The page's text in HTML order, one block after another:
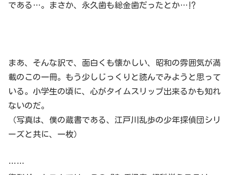
である…。まさか、永久歯も総金歯だったとか…⁉︎
まあ、そんな訳で、面白くも懐かしい、昭和の雰囲気が満
載のこの一冊。もう少しじっくりと読んでみようと思って
いる。小学生の頃に、心がタイムスリップ出来るかも知れ
ないのだ。
（写真は、僕の蔵書である、江戸川乱歩の少年探偵団シリ
ーズと共に、一枚）
……